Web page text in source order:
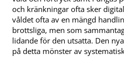
och kränkningar ofta sker
våldet ofta av en mängd
brottsliga, men som
lidande för den utsatta. Den
på detta mönster av